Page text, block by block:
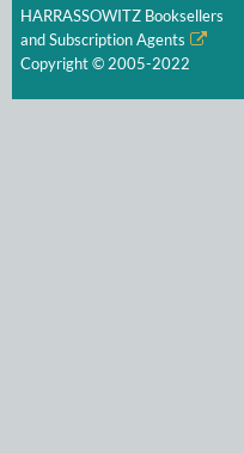
HARRASSOWITZ Booksellers
and Subscription Agents
Copyright © 2005-2022